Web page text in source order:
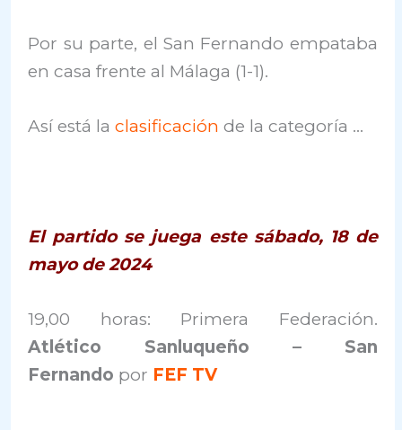
Por su parte, el San Fernando empataba
en casa frente al Málaga (1-1).
Así está laclasificación de la categoría …
El partido se juega este sábado, 18 de
mayo de 2024
19,00 horas: Primera Federación.
Atlético Sanluqueño – San
Fernando por FEF TV